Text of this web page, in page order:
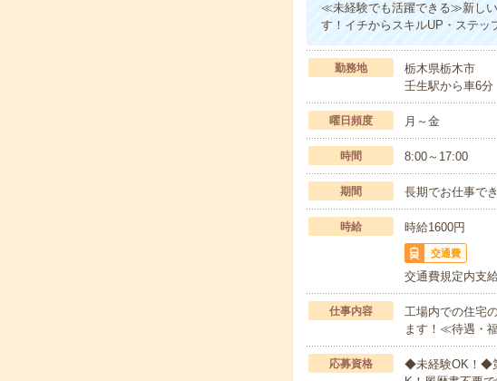
≪未経験でも活躍できる≫新しい
す！イチからスキルUP・ステッ
勤務地
栃木県栃木市
壬生駅から車6分
曜日頻度 月～金
時間 8:00～17:00
期間 長期でお仕事で
時給 時給1600円
交通費
交通費規定内支
仕事内容
工場内での住宅
ます！≪待遇・
応募資格
◆未経験OK！◆